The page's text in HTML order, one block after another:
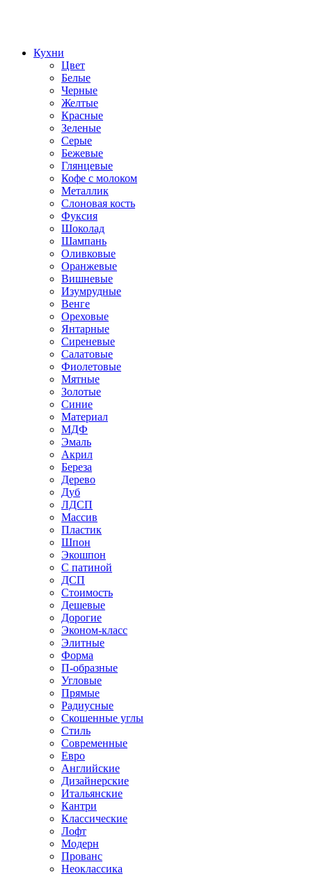
Кухни
Цвет
Белые
Черные
Желтые
Красные
Зеленые
Серые
Бежевые
Глянцевые
Кофе с молоком
Металлик
Слоновая кость
Фуксия
Шоколад
Шампань
Оливковые
Оранжевые
Вишневые
Изумрудные
Венге
Ореховые
Янтарные
Сиреневые
Салатовые
Фиолетовые
Мятные
Золотые
Синие
Материал
МДФ
Эмаль
Акрил
Береза
Дерево
Дуб
ЛДСП
Массив
Пластик
Шпон
Экошпон
С патиной
ДСП
Стоимость
Дешевые
Дорогие
Эконом-класс
Элитные
Форма
П-образные
Угловые
Прямые
Радиусные
Скошенные углы
Стиль
Современные
Евро
Английские
Дизайнерские
Итальянские
Кантри
Классические
Лофт
Модерн
Прованс
Неоклассика